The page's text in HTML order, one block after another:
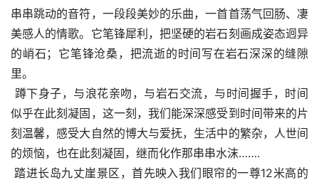
串串跳动的音符，一段段美妙的乐曲，一首首荡气回肠、凄
美感人的情歌。它笔锋犀利，把坚硬的岩石刻画成姿态迥异
的峭石；它笔锋沧桑，把流逝的时间写在岩石深深的缝隙
里。
似乎在此刻凝固，这一刻，我们能深深感受到时间带来的片
刻温馨，感受大自然的博大与爱抚，生活中的繁杂，人世间
的烦恼，也在此刻凝固，继而化作那串串水沫…….